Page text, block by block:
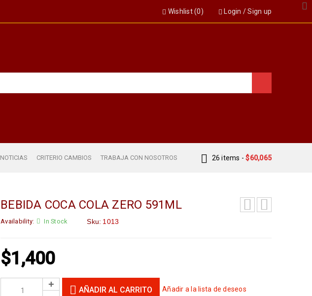
Login /Sign up
Wishlist (0)
NOTICIAS CRITERIO CAMBIOS TRABAJA CON NOSOTROS 26 items - $60,065
BEBIDA COCA COLA ZERO 591ML
Availability: In Stock Sku: 1013
$1,400
AÑADIR AL CARRITO Añadir a la lista de deseos